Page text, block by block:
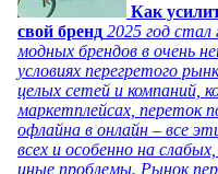
Как
свой бренд 2025 год стал
модных брендов в очень
условиях перегретого
целых сетей и компаний,
маркетплейсах, переток
офлайна в онлайн – все
всех и особенно на
иные проблемы. Рынок